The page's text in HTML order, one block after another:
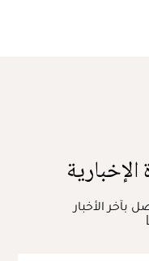
بآخر الأخبار